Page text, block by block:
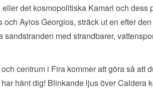
det kosmopolitiska Kamari och dess
och Ayios Georgios, sträck ut en efter
sandstranden med strandbarer,
centrum i Fira kommer att göra så att
hänt dig! Blinkande ljus över Caldera